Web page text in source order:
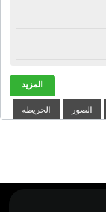
المزيد
الصور الخريطه